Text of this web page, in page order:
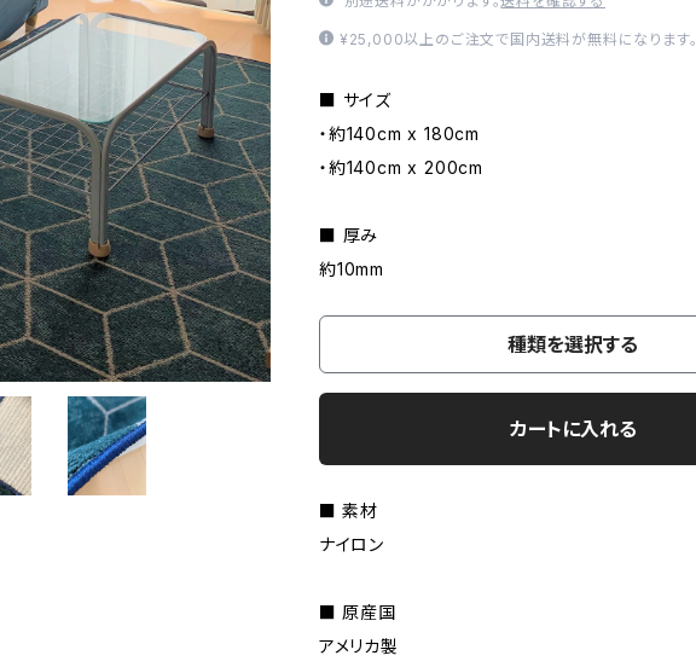
¥25,000以上のご注文で国内送料が無料になります。
■ サイズ
・約140cm x 180cm
・約140cm x 200cm
■ 厚み
約10mm
種類を選択する
カートに入れる
■ 素材
ナイロン
■ 原産国
アメリカ製